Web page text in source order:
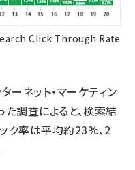
Click Through Rate
ネット・マーケティン
た調査によると、検索結
ク率は平均約23%、2